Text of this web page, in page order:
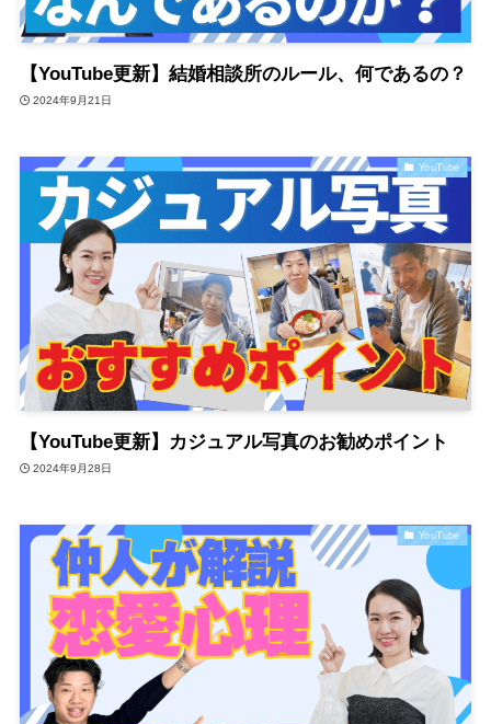
【YouTube更新】結婚相談所のルール、何であるの？
2024年9月21日
YouTube
【YouTube更新】カジュアル写真のお勧めポイント
2024年9月28日
YouTube